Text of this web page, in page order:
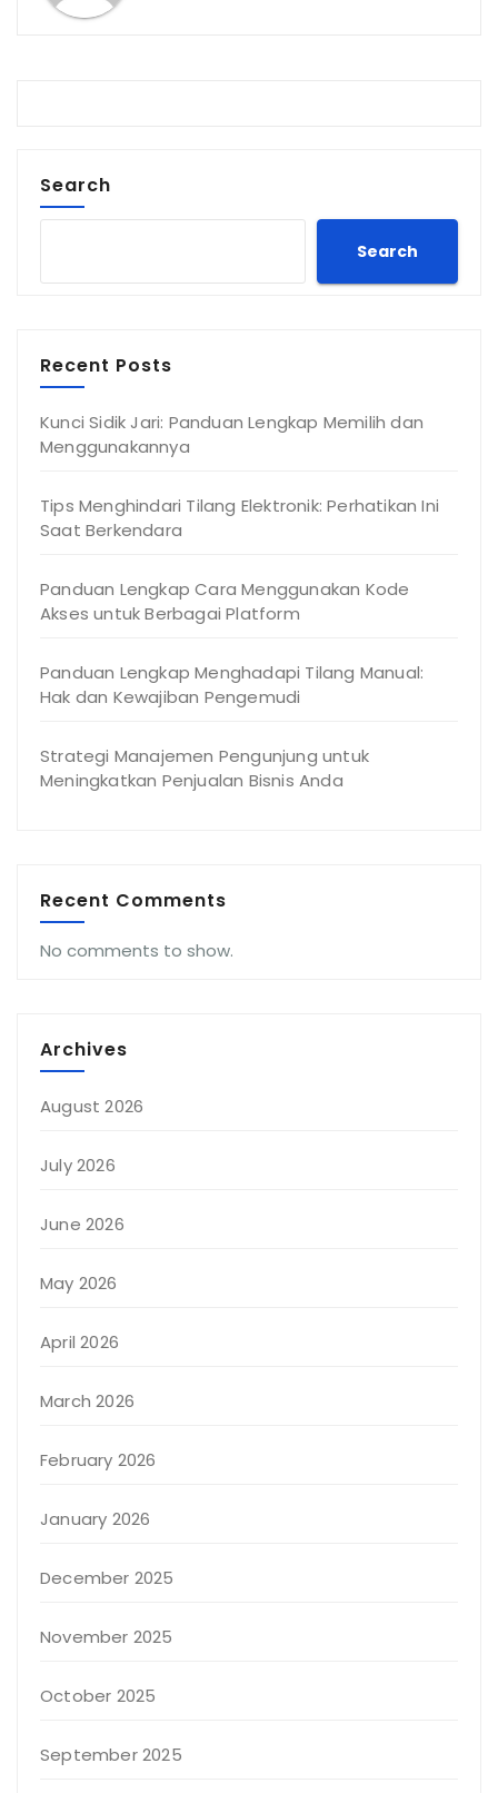
Search
Search
Recent Posts
Kunci Sidik Jari: Panduan Lengkap Memilih dan
Menggunakannya
Tips Menghindari Tilang Elektronik: Perhatikan Ini
Saat Berkendara
Panduan Lengkap Cara Menggunakan Kode
Akses untuk Berbagai Platform
Panduan Lengkap Menghadapi Tilang Manual:
Hak dan Kewajiban Pengemudi
Strategi Manajemen Pengunjung untuk
Meningkatkan Penjualan Bisnis Anda
Recent Comments
No comments to show.
Archives
August 2026
July 2026
June 2026
May 2026
April 2026
March 2026
February 2026
January 2026
December 2025
November 2025
October 2025
September 2025